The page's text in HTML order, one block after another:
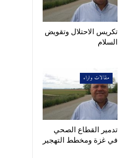
تكريس الاحتلال وتقويض
السلام
مقالات واراء
تدمير القطاع الصحي
في غزة ومخطط التهجير